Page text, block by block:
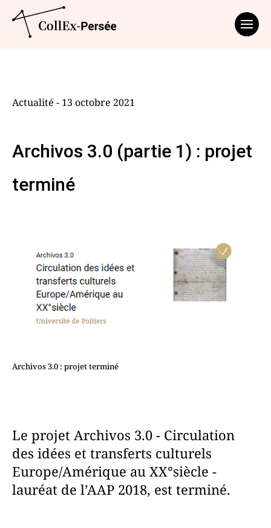
Archivos 3.0 : projet terminé
Actualité - 13 octobre 2021
Archivos 3.0 (partie 1) : projet
terminé
Le projet Archivos 3.0 - Circulation
des idées et transferts culturels
Europe/Amérique au XX°siècle -
lauréat de l’AAP 2018, est terminé.